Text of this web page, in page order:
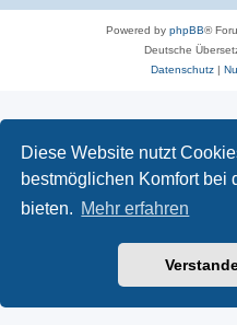
Diese Website nutzt
bestmöglichen Komfort bei
bieten. Mehr erfahren
Powered by phpBB®
Deutsche
Datenschutz|